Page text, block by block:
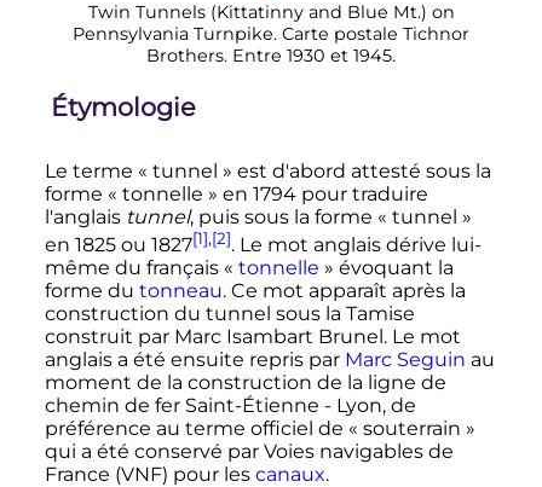
Twin Tunnels (Kittatinny and Blue Mt.) on
Pennsylvania Turnpike. Carte postale Tichnor
Brothers. Entre 1930 et 1945.
Étymologie
Le terme « tunnel » est d'abord attesté sous la
forme « tonnelle » en 1794 pour traduire
l'anglais tunnel, puis sous la forme « tunnel »
en 1825 ou 1827[1],[2]. Le mot anglais dérive lui-
même du français « tonnelle » évoquant la
forme du tonneau. Ce mot apparaît après la
construction du tunnel sous la Tamise
construit par Marc Isambart Brunel. Le mot
anglais a été ensuite repris par Marc Seguin au
moment de la construction de la ligne de
chemin de fer Saint-Étienne - Lyon, de
préférence au terme officiel de « souterrain »
qui a été conservé par Voies navigables de
France (VNF) pour les canaux.